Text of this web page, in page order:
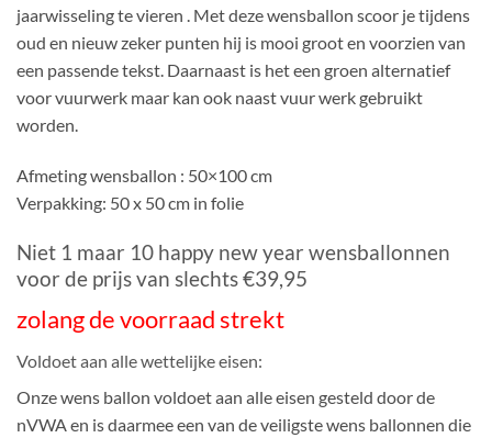
jaarwisseling te vieren . Met deze wensballon scoor je tijdens
oud en nieuw zeker punten hij is mooi groot en voorzien van
een passende tekst. Daarnaast is het een groen alternatief
voor vuurwerk maar kan ook naast vuur werk gebruikt
worden.
Afmeting wensballon : 50×100 cm
Verpakking: 50 x 50 cm in folie
Niet 1 maar 10 happy new year wensballonnen
voor de prijs van slechts €39,95
zolang de voorraad strekt
Voldoet aan alle wettelijke eisen:
Onze wens ballon voldoet aan alle eisen gesteld door de
nVWA en is daarmee een van de veiligste wens ballonnen die